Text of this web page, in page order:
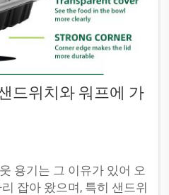
드위치와 워프에 가
용기는 그 이유가 있어 오
잡아 왔으며, 특히 샌드위